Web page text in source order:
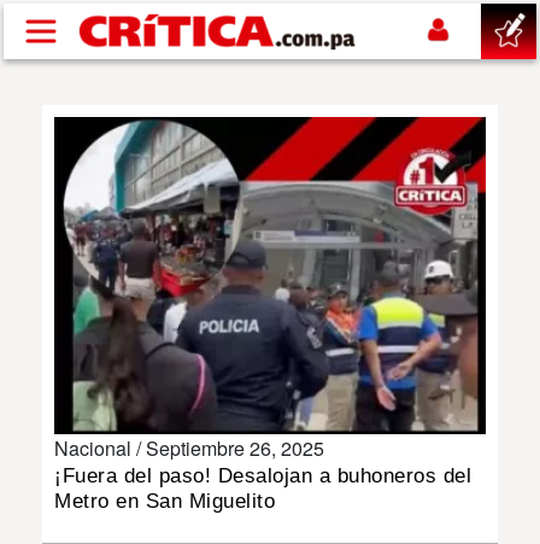
Pasar al contenido principal
SUCESOS
NACIONAL
POLÍTICA
DEPORTES
Nacional /Septiembre 26, 2025
¡Fuera del paso! Desalojan a buhoneros del
Metro en San Miguelito